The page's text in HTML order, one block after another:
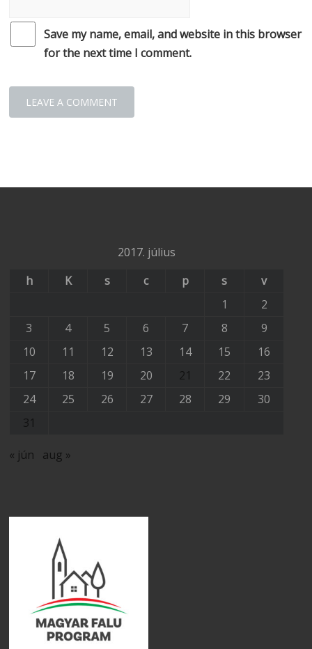
Save my name, email, and website in this browser
for the next time I comment.
2017. július
h
K s c p s
v
1
2
3
4 5 6 7 8
9
10
11 12 13 14 15
16
17
18 19 20 21 22
23
24
25 26 27 28 29
30
31
« jún aug »